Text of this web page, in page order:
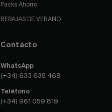
Packs Ahorro
REBAJAS DE VERANO
Contacto
WhatsApp
(+34) 633 635 468
Teléfono
(+34) 961 059 819